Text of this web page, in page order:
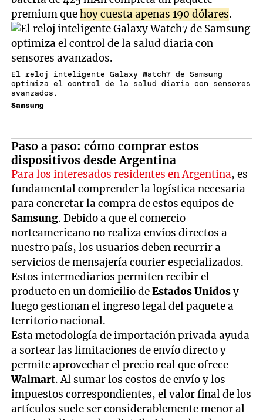
premium quehoy cuesta apenas 190 dólares.
El reloj inteligente Galaxy Watch7 de Samsung
optimiza el control de la salud diaria con sensores
avanzados.
Samsung
Paso a paso: cómo comprar estos
dispositivos desde Argentina
Para los interesados residentes en Argentina, es
fundamental comprender la logística necesaria
para concretar la compra de estos equipos de
Samsung. Debido a que el comercio
norteamericano no realiza envíos directos a
nuestro país, los usuarios deben recurrir a
servicios de mensajería courier especializados.
Estos intermediarios permiten recibir el
producto en un domicilio deEstados Unidosy
luego gestionan el ingreso legal del paquete a
territorio nacional.
Esta metodología de importación privada ayuda
a sortear las limitaciones de envío directo y
permite aprovechar el precio real que ofrece
Walmart. Al sumar los costos de envío y los
impuestos correspondientes, el valor final de los
artículos suele ser considerablemente menor al